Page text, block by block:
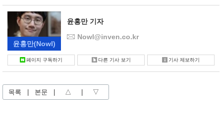
윤홍만(Nowl)
윤홍만 기자
Nowl@inven.co.kr
페이지 구독하기 다른 기사 보기 기사 제보하기
목록 본문 △ ▽